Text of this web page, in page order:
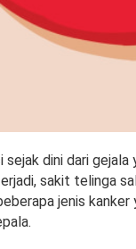
dini dari
sakit telinga
jenis